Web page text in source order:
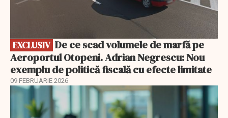
EXCLUSIV
Aeroportul Otopeni. Adrian Negrescu: Nou
exemplu de politică fiscală cu efecte limitate
09 FEBRUARIE 2026